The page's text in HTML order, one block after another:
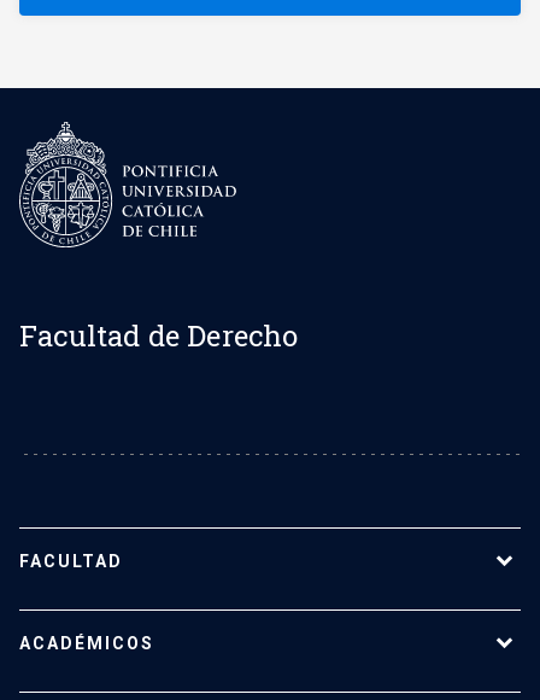
Facultad de Derecho
FACULTAD
Representantes estudiantiles
ACADÉMICOS